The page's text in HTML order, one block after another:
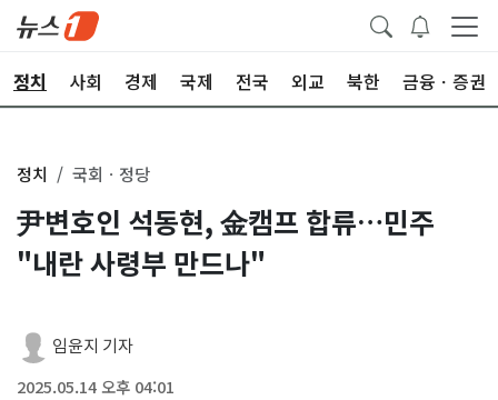
정치 사회 경제 국제 전국 외교 북한 금융ㆍ증권
정치 국회ㆍ정당
尹변호인 석동현, 金캠프 합류…민주
"내란 사령부 만드나"
임윤지 기자
2025.05.14 오후 04:01